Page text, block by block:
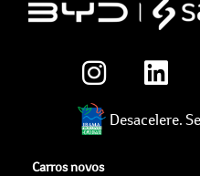
Desacelere.
Carros novos